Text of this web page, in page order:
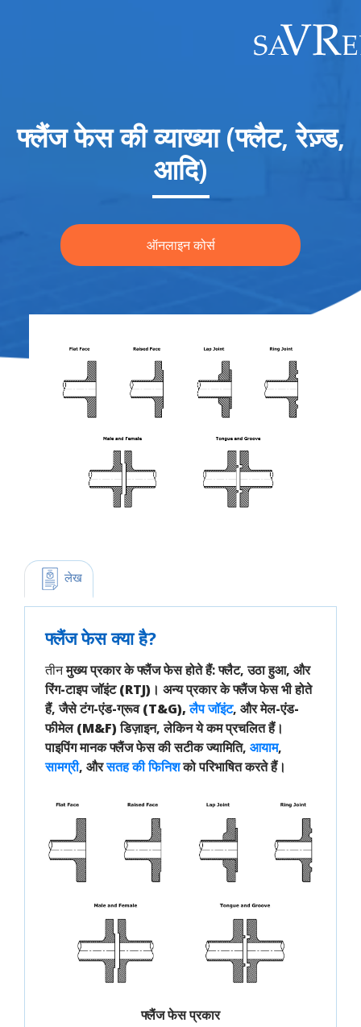
फ्लैंज फेस की व्याख्या (फ्लैट, रेज़्ड,
आदि)
ऑनलाइन कोर्स
लेख
फ्लैंज फेस क्या है?
तीनमुख्य प्रकार केफ्लैंज फेसहोते हैं:फ्लैट,उठा हुआ, और
रिंग-टाइप जॉइंट (RTJ) । अन्य प्रकार के फ्लैंज फेस भी होते
हैं, जैसेटंग-एंड-ग्रूव (T&G),लैप जॉइंट, औरमेल-एंड-
फीमेल (M&F)डिज़ाइन, लेकिन ये कम प्रचलित हैं।
पाइपिंगमानकफ्लैंज फेस की सटीकज्यामिति, आयाम,
सामग्री, औरसतह की फिनिशको परिभाषित करते हैं।
फ्लैंज फेस प्रकार